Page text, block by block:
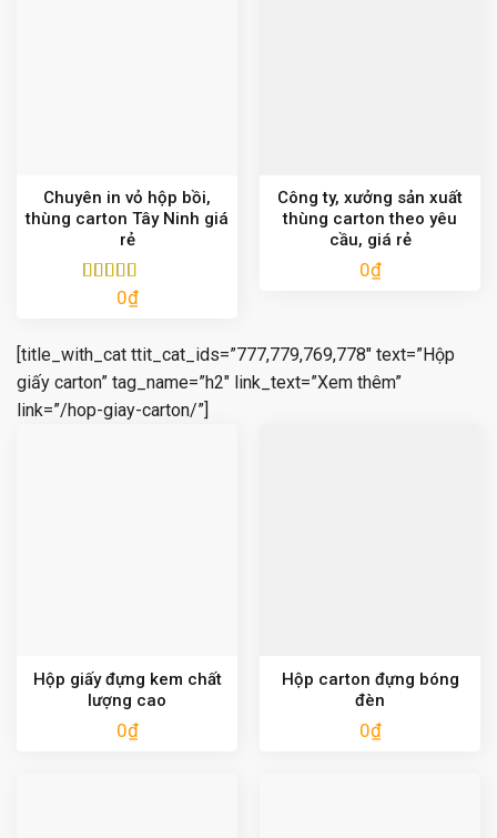
Chuyên in vỏ hộp bồi,
thùng carton Tây Ninh giá
rẻ
Được xếp
0₫
Công ty, xưởng sản xuất
thùng carton theo yêu
cầu, giá rẻ
0₫
[title_with_cat ttit_cat_ids=”777,779,769,778″ text=”Hộp
giấy carton” tag_name=”h2″ link_text=”Xem thêm”
link=”/hop-giay-carton/”]
Hộp giấy đựng kem chất
lượng cao
0₫
Hộp carton đựng bóng
đèn
0₫